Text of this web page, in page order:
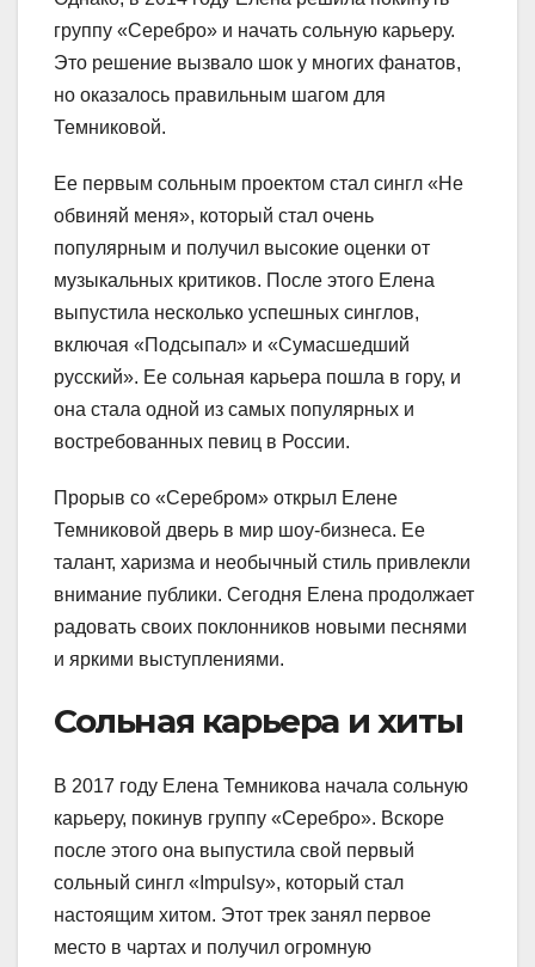
группу «Серебро» и начать сольную карьеру.
Это решение вызвало шок у многих фанатов,
но оказалось правильным шагом для
Темниковой.
Ее первым сольным проектом стал сингл «Не
обвиняй меня», который стал очень
популярным и получил высокие оценки от
музыкальных критиков. После этого Елена
выпустила несколько успешных синглов,
включая «Подсыпал» и «Сумасшедший
русский». Ее сольная карьера пошла в гору, и
она стала одной из самых популярных и
востребованных певиц в России.
Прорыв со «Серебром» открыл Елене
Темниковой дверь в мир шоу-бизнеса. Ее
талант, харизма и необычный стиль привлекли
внимание публики. Сегодня Елена продолжает
радовать своих поклонников новыми песнями
и яркими выступлениями.
Сольная карьера и хиты
В 2017 году Елена Темникова начала сольную
карьеру, покинув группу «Серебро». Вскоре
после этого она выпустила свой первый
сольный сингл «Impulsy», который стал
настоящим хитом. Этот трек занял первое
место в чартах и получил огромную